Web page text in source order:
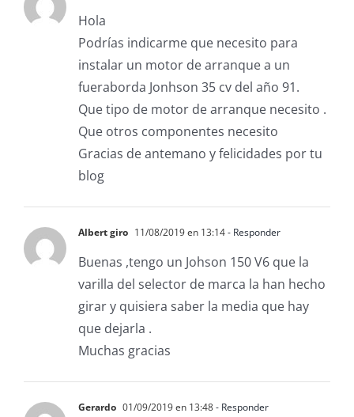
Hola
Podrías indicarme que necesito para
instalar un motor de arranque a un
fueraborda Jonhson 35 cv del año 91.
Que tipo de motor de arranque necesito .
Que otros componentes necesito
Gracias de antemano y felicidades por tu
blog
Albert giro 11/08/2019 en 13:14- Responder
Buenas ,tengo un Johson 150 V6 que la
varilla del selector de marca la han hecho
girar y quisiera saber la media que hay
que dejarla .
Muchas gracias
Gerardo 01/09/2019 en 13:48- Responder